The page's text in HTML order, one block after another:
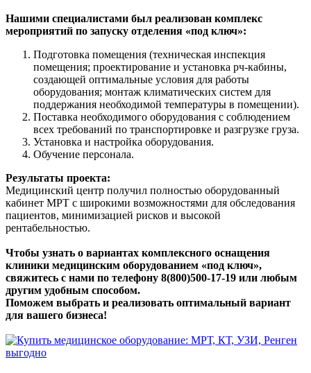
Нашими специалистами был реализован комплекс
мероприятий по запуску отделения «под ключ»:
Подготовка помещения (техническая инспекция
помещения; проектирование и установка рч-кабины,
создающей оптимальные условия для работы
оборудования; монтаж климатических систем для
поддержания необходимой температуры в помещении).
Поставка необходимого оборудования с соблюдением
всех требований по транспортировке и разгрузке груза.
Установка и настройка оборудования.
Обучение персонала.
Результаты проекта:
Медицинский центр получил полностью оборудованный
кабинет МРТ с широкими возможностями для обследования
пациентов, минимизацией рисков и высокой
рентабельностью.
Чтобы узнать о вариантах комплексного оснащения
клиники медицинским оборудованием «под ключ»,
свяжитесь с нами по телефону 8(800)500-17-19 или любым
другим удобным способом.
Поможем выбрать и реализовать оптимальный вариант
для вашего бизнеса!